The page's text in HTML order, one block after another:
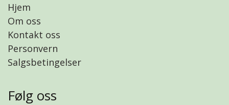
Hjem
Om oss
Kontakt oss
Personvern
Salgsbetingelser
Følg oss